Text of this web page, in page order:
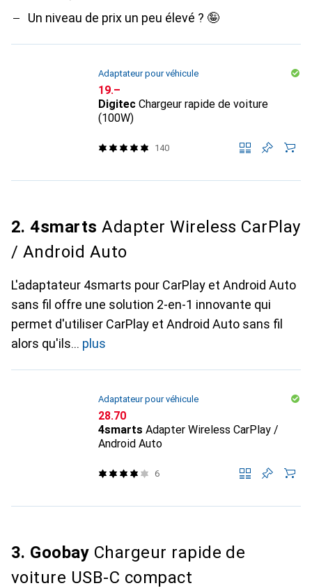
Un niveau de prix un peu élevé ? 🤪
Adaptateur pour véhicule
CHF
19.–
Digitec Chargeur rapide de voiture
(100W)
140
2. 4smarts Adapter Wireless CarPlay
/ Android Auto
L'adaptateur 4smarts pour CarPlay et Android Auto
sans fil offre une solution 2-en-1 innovante qui
permet d'utiliser CarPlay et Android Auto sans fil
alors qu'ils
plus
Adaptateur pour véhicule
CHF
28.70
4smarts Adapter Wireless CarPlay /
Android Auto
6
3. Goobay Chargeur rapide de
voiture USB-C compact